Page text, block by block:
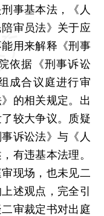
事基本法，《人
审员法》关于应
用来解释《刑事
依据《刑事诉讼
成合议庭进行审
的相关规定。出
较大争议。质疑
诉讼法》与《人
有违基本法理。
现场，也未见二
述观点，完全引
审裁定书对出庭